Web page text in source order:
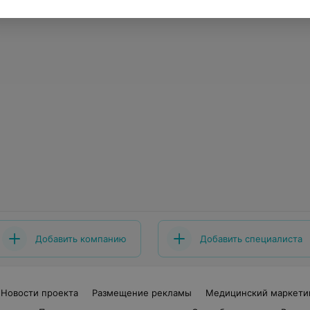
Добавить компанию Добавить специалиста
Новости проекта Размещение рекламы
Медицинский